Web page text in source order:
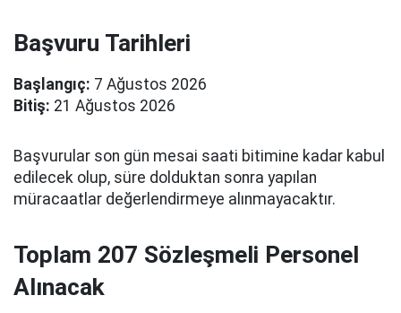
Başvuru Tarihleri
Başlangıç: 7 Ağustos 2026
Bitiş: 21 Ağustos 2026
Başvurular son gün mesai saati bitimine kadar kabul
edilecek olup, süre dolduktan sonra yapılan
müracaatlar değerlendirmeye alınmayacaktır.
Toplam 207 Sözleşmeli Personel
Alınacak